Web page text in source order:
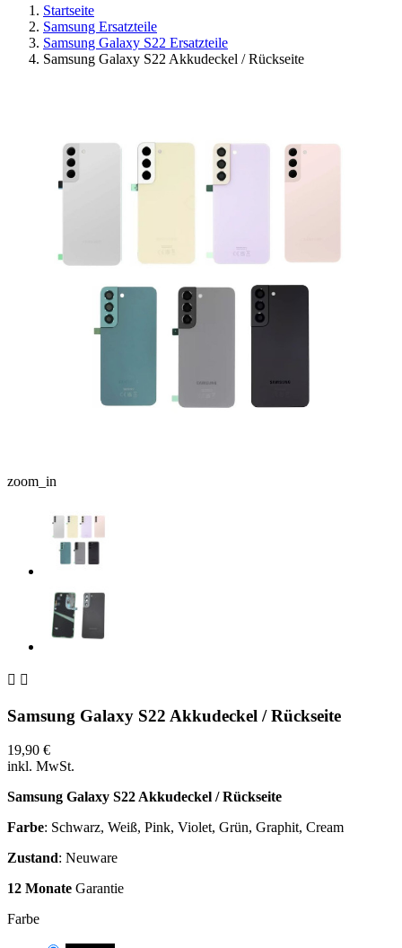
Startseite
Samsung Ersatzteile
Samsung Galaxy S22 Ersatzteile
Samsung Galaxy S22 Akkudeckel / Rückseite
zoom_in
 
Samsung Galaxy S22 Akkudeckel / Rückseite
19,90 €
inkl. MwSt.
Samsung Galaxy S22 Akkudeckel / Rückseite
Farbe: Schwarz, Weiß, Pink, Violet, Grün, Graphit, Cream
Zustand: Neuware
12 Monate Garantie
Farbe